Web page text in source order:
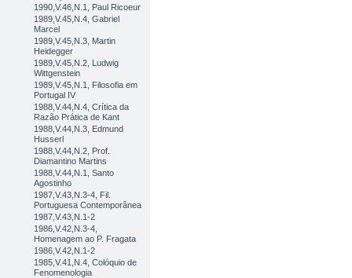
1990,V.46,N.1, Paul Ricoeur
1989,V.45,N.4, Gabriel
Marcel
1989,V.45,N.3, Martin
Heidegger
1989,V.45,N.2, Ludwig
Wittgenstein
1989,V.45,N.1, Filosofia em
Portugal IV
1988,V.44,N.4, Crítica da
Razão Prática de Kant
1988,V.44,N.3, Edmund
Husserl
1988,V.44,N.2, Prof.
Diamantino Martins
1988,V.44,N.1, Santo
Agostinho
1987,V.43,N.3-4, Fil.
Portuguesa Contemporânea
1987,V.43,N.1-2
1986,V.42,N.3-4,
Homenagem ao P. Fragata
1986,V.42,N.1-2
1985,V.41,N.4, Colóquio de
Fenomenologia